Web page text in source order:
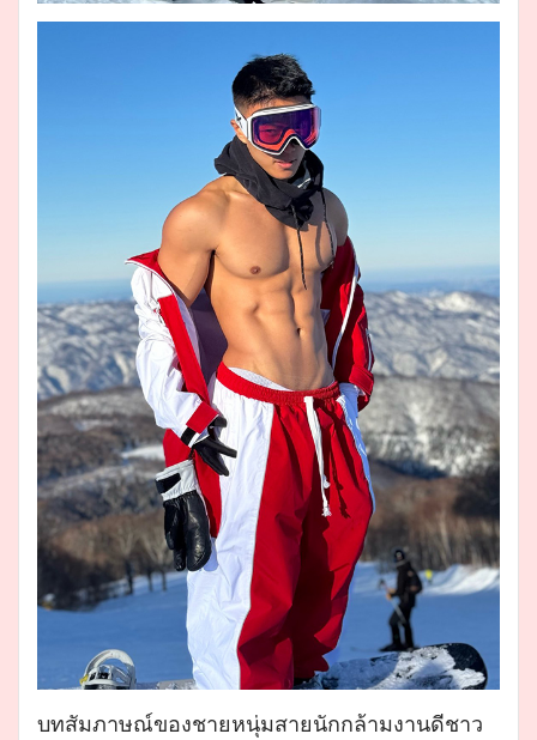
บทสัมภาษณ์ของชายหนุ่มสายนักกล้ามงานดีชาว